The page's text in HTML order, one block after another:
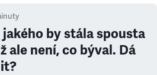
jakého by stála spousta
ale není, co býval. Dá